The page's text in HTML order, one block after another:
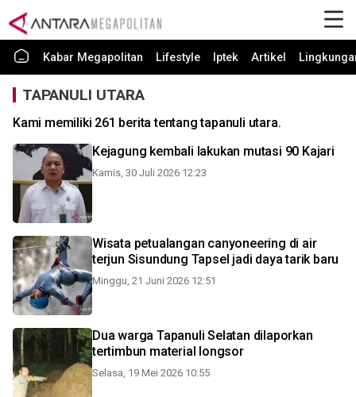
Kabar Megapolitan Lifestyle Iptek Artikel
TAPANULI UTARA
Kami memiliki 261 berita tentang tapanuli utara.
Kejagung kembali lakukan mutasi 90 Kajari
Kamis, 30 Juli 2026 12:23
Wisata petualangan canyoneering di air
terjun Sisundung Tapsel jadi daya tarik baru
Minggu, 21 Juni 2026 12:51
Dua warga Tapanuli Selatan dilaporkan
tertimbun material longsor
Selasa, 19 Mei 2026 10:55